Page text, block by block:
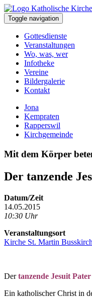
Toggle navigation
Gottesdienste
Veranstaltungen
Wo, was, wer
Infotheke
Vereine
Bildergalerie
Kontakt
Jona
Kempraten
Rapperswil
Kirchgemeinde
Mit dem Körper
Der tanzende
Datum/Zeit
14.05.2015
10:30 Uhr
Veranstaltungsort
Kirche St. Martin Busskirch
Dertanzende Jesuit
Ein katholischer Christ in